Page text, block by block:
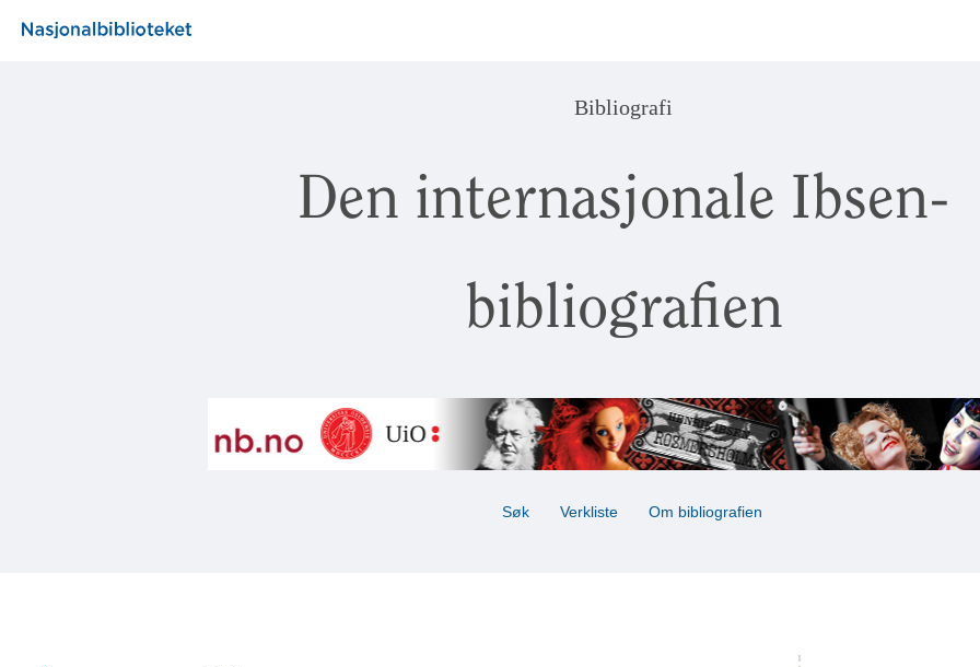
Bibliografi
Den internasjonale Ibsen-
bibliografien
Søk Verkliste Om bibliografien